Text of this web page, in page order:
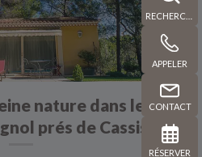
APPELER
CONTACT
RÉSERVER
nature dans les
prés de Cassis